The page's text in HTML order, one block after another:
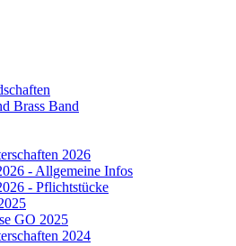
Brass Band
2026
- Allgemeine Infos
- Pflichtstücke
GO 2025
2024